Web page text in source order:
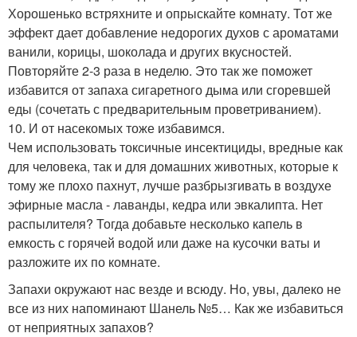
Хорошенько встряхните и опрыскайте комнату. Тот же
эффект дает добавление недорогих духов с ароматами
ванили, корицы, шоколада и других вкусностей.
Повторяйте 2-3 раза в неделю. Это так же поможет
избавится от запаха сигаретного дыма или сгоревшей
еды (сочетать с предварительным проветриванием).
10. И от насекомых тоже избавимся.
Чем использовать токсичные инсектициды, вредные как
для человека, так и для домашних животных, которые к
тому же плохо пахнут, лучше разбрызгивать в воздухе
эфирные масла - лаванды, кедра или эвкалипта. Нет
распылителя? Тогда добавьте несколько капель в
емкость с горячей водой или даже на кусочки ваты и
разложите их по комнате.
Запахи окружают нас везде и всюду. Но, увы, далеко не
все из них напоминают Шанель №5… Как же избавиться
от неприятных запахов?